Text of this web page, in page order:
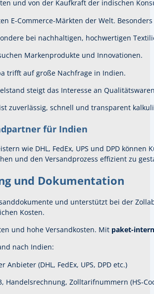
und von der Kaufkraft der indischen
E-Commerce-Märkten der Welt.
bei nachhaltigen, hochwertigen
Markenprodukte und Innovationen.
trifft auf große Nachfrage in Indien.
steigt das Interesse an
zuverlässig, schnell und transparent
für Indien
wie DHL, FedEx, UPS und DPD
und den Versandprozess effizient zu
und Dokumentation
und unterstützt bei der
Kosten.
und hohe Versandkosten. Mit paket-
nach Indien:
(DHL, FedEx, UPS, DPD etc.)
Handelsrechnung, Zolltarifnummern (HS-